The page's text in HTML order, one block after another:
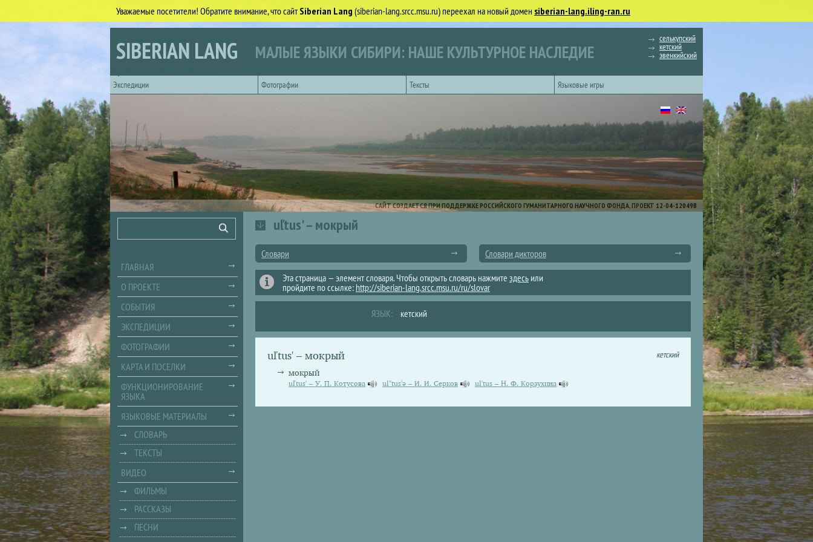
Уважаемые посетители! Обратите внимание, что сайтSiberian Lang (siberian-lang.srcc.msu.ru) переехал на новый домен siberian-lang.iling-ran.ru
SIBERIAN LANG МАЛЫЕ ЯЗЫКИ СИБИРИ: НАШЕ КУЛЬТУРНОЕ НАСЛЕДИЕ
селькупский
кетский
эвенкийский
Экспедиции
Фотографии Тексты Языковые игры
САЙТ СОЗДАЕТСЯ ПРИ ПОДДЕРЖКЕ РОССИЙСКОГО ГУМАНИТАРНОГО НАУЧНОГО ФОНДА, ПРОЕКТ 12-04-12049В
uľtus' – мокрый
Словари
Словари дикторов
Эта страница — элемент словаря. Чтобы открыть словарь нажмите здесь или
пройдите по ссылке: http://siberian-lang.srcc.msu.ru/ru/slovar
ЯЗЫК: кетский
uľtus' – мокрый кетский
мокрый
uľtus' – У. П. Котусова ul''tus'ə – И. И. Серков ul'tus – Н. Ф. Корзухина
Поиск
ГЛАВНАЯ
О ПРОЕКТЕ
СОБЫТИЯ
ЭКСПЕДИЦИИ
ФОТОГРАФИИ
КАРТА И ПОСЕЛКИ
ФУНКЦИОНИРОВАНИЕ
ЯЗЫКА
ЯЗЫКОВЫЕ МАТЕРИАЛЫ
СЛОВАРЬ
ТЕКСТЫ
ВИДЕО
ФИЛЬМЫ
РАССКАЗЫ
ПЕСНИ